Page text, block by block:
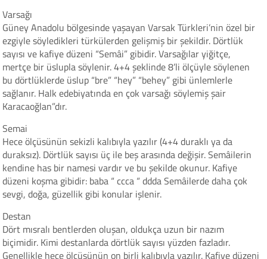
Varsağı
Güney Anadolu bölgesinde yaşayan Varsak Türkleri’nin özel bir
ezgiyle söyledikleri türkülerden gelişmiş bir şekildir. Dörtlük
sayısı ve kafiye düzeni “Semâi” gibidir. Varsağılar yiğitçe,
mertçe bir üslupla söylenir. 4+4 şeklinde 8’li ölçüyle söylenen
bu dörtlüklerde üslup “bre” “hey” “behey” gibi ünlemlerle
sağlanır. Halk edebiyatında en çok varsağı söylemiş şair
Karacaoğlan”dır.
Semai
Hece ölçüsünün sekizli kalıbıyla yazılır (4+4 duraklı ya da
duraksız). Dörtlük sayısı üç ile beş arasında değişir. Semâilerin
kendine has bir namesi vardır ve bu şekilde okunur. Kafiye
düzeni koşma gibidir: baba “ ccca “ ddda Semâilerde daha çok
sevgi, doğa, güzellik gibi konular işlenir.
Destan
Dört mısralı bentlerden oluşan, oldukça uzun bir nazım
biçimidir. Kimi destanlarda dörtlük sayısı yüzden fazladır.
Genellikle hece ölçüsünün on birli kalıbıyla yazılır. Kafiye düzeni